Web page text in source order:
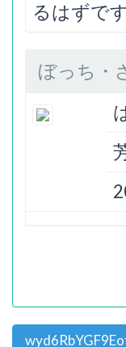
るはずです
ぼっち・